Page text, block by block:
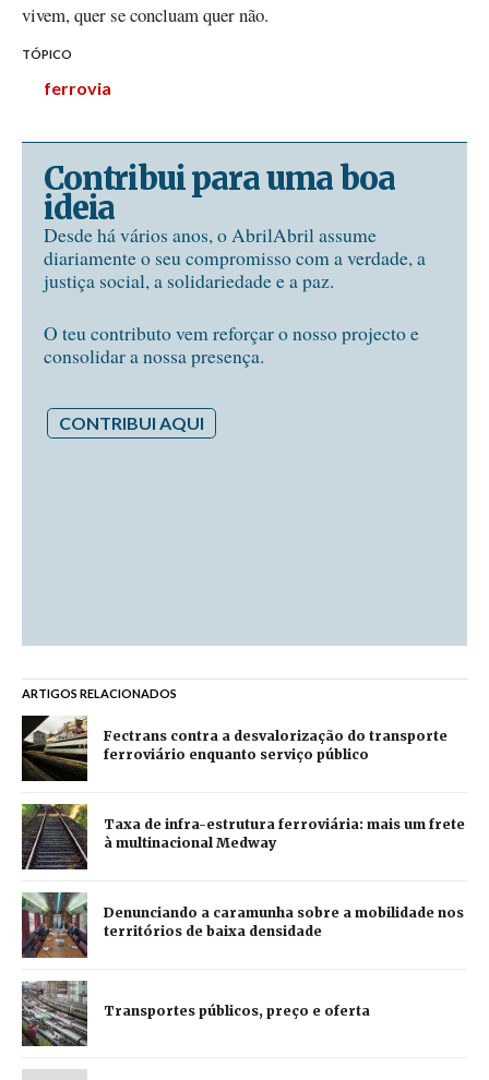
vivem, quer se concluam quer não.
TÓPICO
ferrovia
Contribui para uma boa
ideia
Desde há vários anos, o AbrilAbril assume
diariamente o seu compromisso com a verdade, a
justiça social, a solidariedade e a paz.
O teu contributo vem reforçar o nosso projecto e
consolidar a nossa presença.
CONTRIBUI AQUI
ARTIGOS RELACIONADOS
Fectrans contra a desvalorização do transporte
ferroviário enquanto serviço público
Taxa de infra-estrutura ferroviária: mais um frete
à multinacional Medway
Denunciando a caramunha sobre a mobilidade nos
territórios de baixa densidade
Transportes públicos, preço e oferta